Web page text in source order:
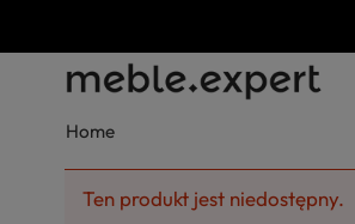
Home
Ten produkt jest niedostępny.